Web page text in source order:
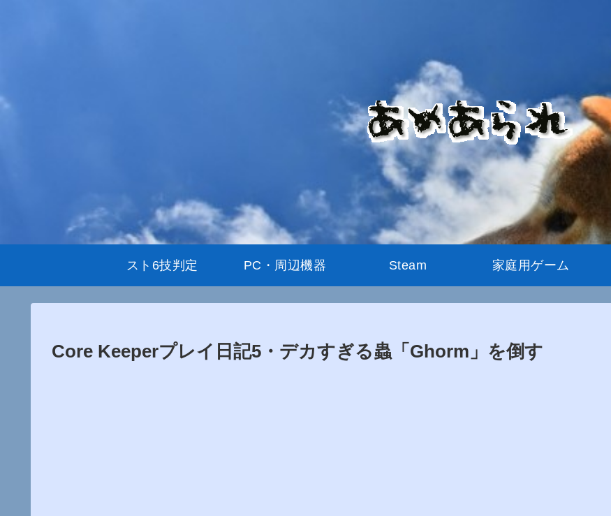
スト6技判定 PC・周辺機器 Steam 家庭用ゲーム
Core Keeperプレイ日記5・デカすぎる蟲「Ghorm」を倒す